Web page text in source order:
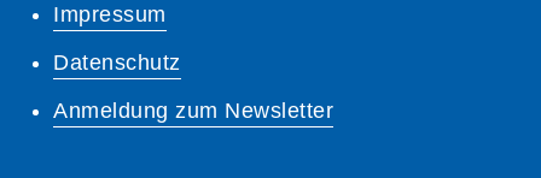
Impressum
Datenschutz
Anmeldung zum Newsletter